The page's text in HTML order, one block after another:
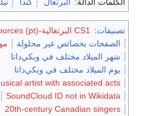
تصنيفات: CS1 البرتغالية-language sources (pt)
الصفحات بخصائص غير محلولة
مواليد 2 ديسمبر
شهر الميلاد مختلف في ويكي‌داتا
يوم الميلاد مختلف في ويكي‌داتا
musical artist with associated acts
SoundCloud ID not in Wikidata
نلي
20th-century Canadian singers